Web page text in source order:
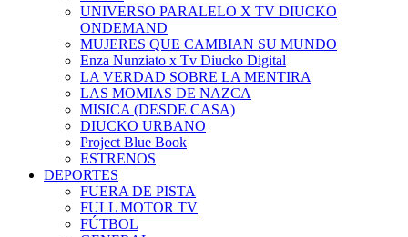
UNIVERSO PARALELO X TV DIUCKO
ONDEMAND
MUJERES QUE CAMBIAN SU MUNDO
Enza Nunziato x Tv Diucko Digital
LA VERDAD SOBRE LA MENTIRA
LAS MOMIAS DE NAZCA
MISICA (DESDE CASA)
DIUCKO URBANO
Project Blue Book
ESTRENOS
DEPORTES
FUERA DE PISTA
FULL MOTOR TV
FÚTBOL